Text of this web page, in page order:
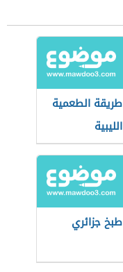
طريقة الطعمية
الليبية
طبخ جزائري